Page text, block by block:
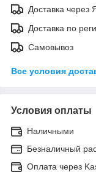
Доставка через
Доставка по
Самовывоз
Все условия
Условия оплаты
Наличными
Безналичный
Оплата через